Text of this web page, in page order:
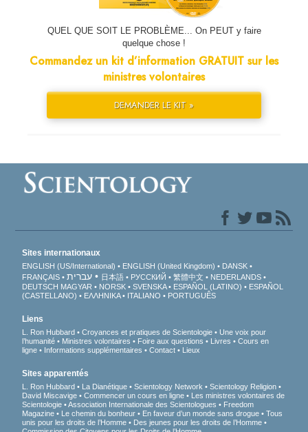
QUEL QUE SOIT LE PROBLÈME... On PEUT y faire
quelque chose !
Commandez un kit d’information GRATUIT sur les
ministres volontaires
DEMANDER LE KIT »
Sites internationaux
ENGLISH (US/International) ENGLISH (United Kingdom)
DANSK
FRANÇAIS
עברית 日本語 РУССКИЙ 繁體中文
NEDERLANDS
DEUTSCH MAGYAR NORSK SVENSKA ESPAÑOL (LATINO)
ESPAÑOL
(CASTELLANO)
ΕΛΛΗΝΙΚA ITALIANO PORTUGUÊS
Liens
L. Ron Hubbard Croyances et pratiques de Scientologie
Une voix pour
l’humanité
Ministres volontaires Foire aux questions Livres
Cours en
ligne
Informations supplémentaires Contact Lieux
Sites apparentés
L. Ron Hubbard La Dianétique Scientology Network
Scientology Religion
David Miscavige
Commencer un cours en ligne
Les ministres volontaires de
Scientologie
Association Internationale des Scientologues
Freedom
Magazine
Le chemin du bonheur En faveur d’un monde sans drogue
Tous
unis pour les droits de l’Homme
Des jeunes pour les droits de l’Homme